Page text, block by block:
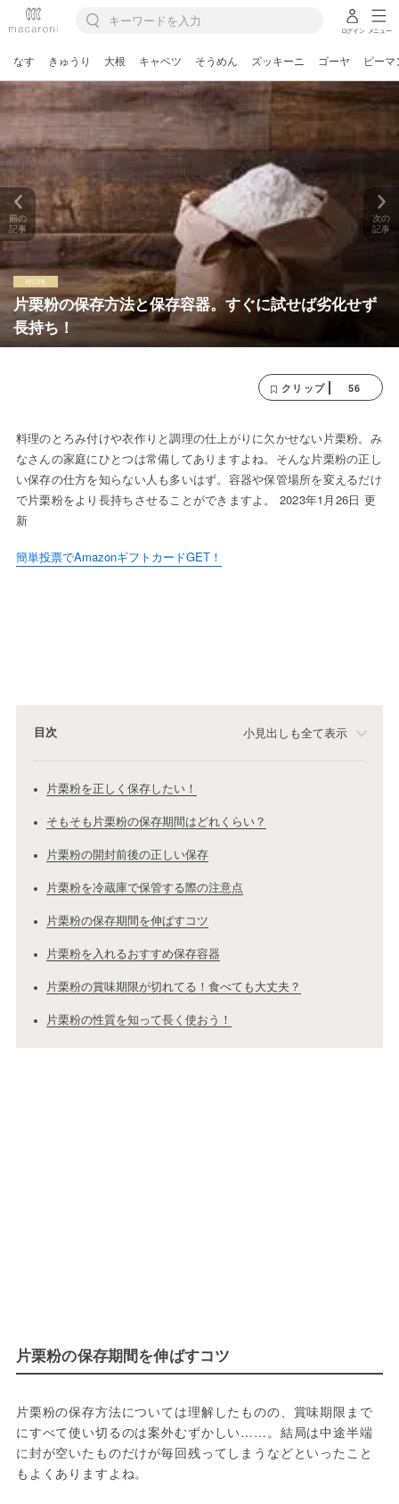
ログイン メニュー
なす きゅうり 大根 キャベツ そうめん ズッキーニ ゴーヤ ピーマ
片栗粉の保存方法と保存容器。すぐに試せば劣化せず
長持ち！
前の
記事
次の
記事
クリップ 56
料理のとろみ付けや衣作りと調理の仕上がりに欠かせない片栗粉。み
なさんの家庭にひとつは常備してありますよね。そんな片栗粉の正し
い保存の仕方を知らない人も多いはず。容器や保管場所を変えるだけ
で片栗粉をより長持ちさせることができますよ。 2023年1月26日 更
新
簡単投票でAmazonギフトカードGET！
目次 小見出しも全て表示
片栗粉を正しく保存したい！
そもそも片栗粉の保存期間はどれくらい？
片栗粉の開封前後の正しい保存
片栗粉を冷蔵庫で保管する際の注意点
片栗粉の保存期間を伸ばすコツ
片栗粉を入れるおすすめ保存容器
片栗粉の賞味期限が切れてる！食べても大丈夫？
片栗粉の性質を知って長く使おう！
片栗粉の保存期間を伸ばすコツ
片栗粉の保存方法については理解したものの、賞味期限まで
にすべて使い切るのは案外むずかしい……。結局は中途半端
に封が空いたものだけが毎回残ってしまうなどといったこと
もよくありますよね。